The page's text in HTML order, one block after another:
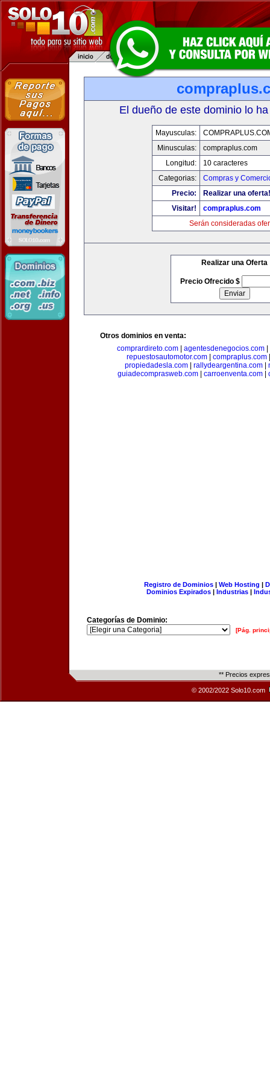
El dueño de este dominio lo
Mayusculas:
Minusculas:
compraplus.com
Longitud:
10 caracteres
Categorias:
Compras y
Precio:
Realizar una oferta!
Visitar!
compraplus.com
Serán consideradas
Realizar una Oferta
Precio Ofrecido $
Otros dominios en venta:
comprardireto.com| agentesdenegocios.com|
repuestosautomotor.com
compraplus.com
propiedadesla.com| rallydeargentina.com|
guiadecomprasweb.com
carroenventa.com
Registro de Dominios| Web Hosting |
Dominios Expirados | Industrias |
Categorías de Dominio:
[Pág.
** Precios
© 2002/2022 Solo10.com